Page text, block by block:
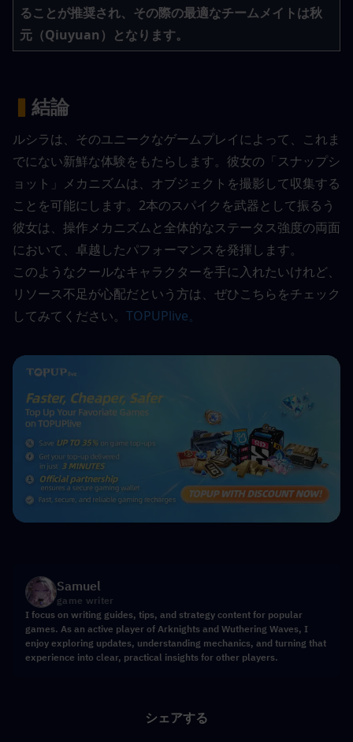
ることが推奨され、その際の最適なチームメイトは秋
元（Qiuyuan）となります。
▍ 結論
ルシラは、そのユニークなゲームプレイによって、これま
でにない新鮮な体験をもたらします。彼女の「スナップシ
ョット」メカニズムは、オブジェクトを撮影して収集する
ことを可能にします。2本のスパイクを武器として振るう
彼女は、操作メカニズムと全体的なステータス強度の両面
において、卓越したパフォーマンスを発揮します。
このようなクールなキャラクターを手に入れたいけれど、
リソース不足が心配だという方は、ぜひこちらをチェック
してみてください。 TOPUPlive。
Samuel
game writer
I focus on writing guides, tips, and strategy content for popular
games. As an active player of Arknights and Wuthering Waves, I
enjoy exploring updates, understanding mechanics, and turning that
experience into clear, practical insights for other players.
シェアする